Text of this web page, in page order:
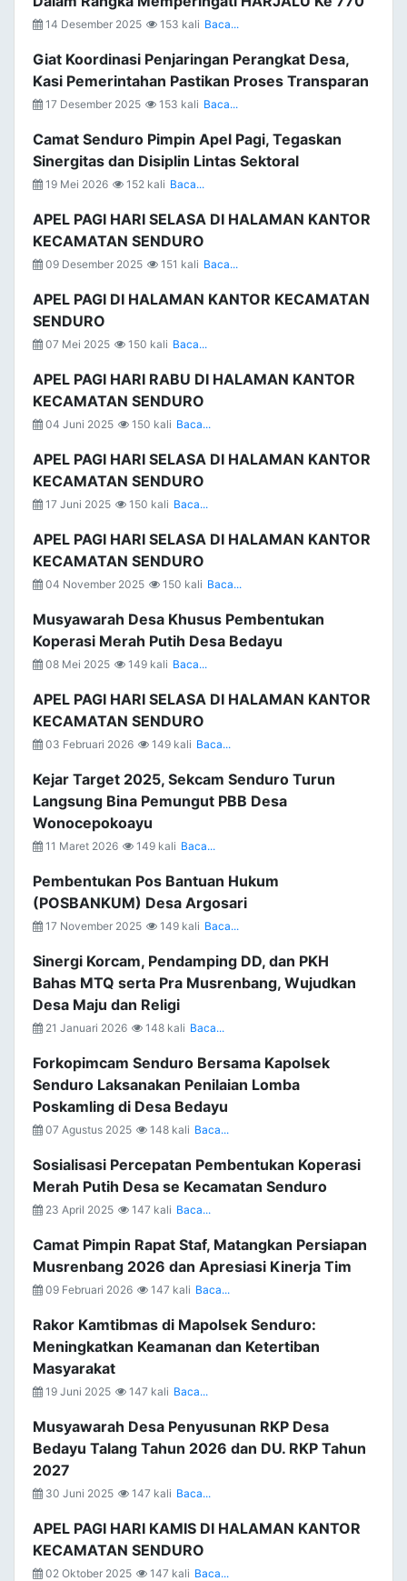
14 Desember 2025 153 kali Baca...
Giat Koordinasi Penjaringan Perangkat Desa,
Kasi Pemerintahan Pastikan Proses Transparan
17 Desember 2025 153 kali Baca...
Camat Senduro Pimpin Apel Pagi, Tegaskan
Sinergitas dan Disiplin Lintas Sektoral
19 Mei 2026 152 kali Baca...
APEL PAGI HARI SELASA DI HALAMAN KANTOR
KECAMATAN SENDURO
09 Desember 2025 151 kali Baca...
APEL PAGI DI HALAMAN KANTOR KECAMATAN
SENDURO
07 Mei 2025 150 kali Baca...
APEL PAGI HARI RABU DI HALAMAN KANTOR
KECAMATAN SENDURO
04 Juni 2025 150 kali Baca...
APEL PAGI HARI SELASA DI HALAMAN KANTOR
KECAMATAN SENDURO
17 Juni 2025 150 kali Baca...
APEL PAGI HARI SELASA DI HALAMAN KANTOR
KECAMATAN SENDURO
04 November 2025 150 kali Baca...
Musyawarah Desa Khusus Pembentukan
Koperasi Merah Putih Desa Bedayu
08 Mei 2025 149 kali Baca...
APEL PAGI HARI SELASA DI HALAMAN KANTOR
KECAMATAN SENDURO
03 Februari 2026 149 kali Baca...
Kejar Target 2025, Sekcam Senduro Turun
Langsung Bina Pemungut PBB Desa
Wonocepokoayu
11 Maret 2026 149 kali Baca...
Pembentukan Pos Bantuan Hukum
(POSBANKUM) Desa Argosari
17 November 2025 149 kali Baca...
Sinergi Korcam, Pendamping DD, dan PKH
Bahas MTQ serta Pra Musrenbang, Wujudkan
Desa Maju dan Religi
21 Januari 2026 148 kali Baca...
Forkopimcam Senduro Bersama Kapolsek
Senduro Laksanakan Penilaian Lomba
Poskamling di Desa Bedayu
07 Agustus 2025 148 kali Baca...
Sosialisasi Percepatan Pembentukan Koperasi
Merah Putih Desa se Kecamatan Senduro
23 April 2025 147 kali Baca...
Camat Pimpin Rapat Staf, Matangkan Persiapan
Musrenbang 2026 dan Apresiasi Kinerja Tim
09 Februari 2026 147 kali Baca...
Rakor Kamtibmas di Mapolsek Senduro:
Meningkatkan Keamanan dan Ketertiban
Masyarakat
19 Juni 2025 147 kali Baca...
Musyawarah Desa Penyusunan RKP Desa
Bedayu Talang Tahun 2026 dan DU. RKP Tahun
2027
30 Juni 2025 147 kali Baca...
APEL PAGI HARI KAMIS DI HALAMAN KANTOR
KECAMATAN SENDURO
02 Oktober 2025 147 kali Baca...